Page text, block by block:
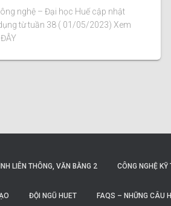
nghệ – Đại học Huế cập nhật
từ tuần 38 ( 01/05/2023) Xem
LIÊN THÔNG, VĂN BẰNG 2 CÔNG NGHỆ
ĐỘI NGŨ HUET FAQS – NHỮNG CÂU